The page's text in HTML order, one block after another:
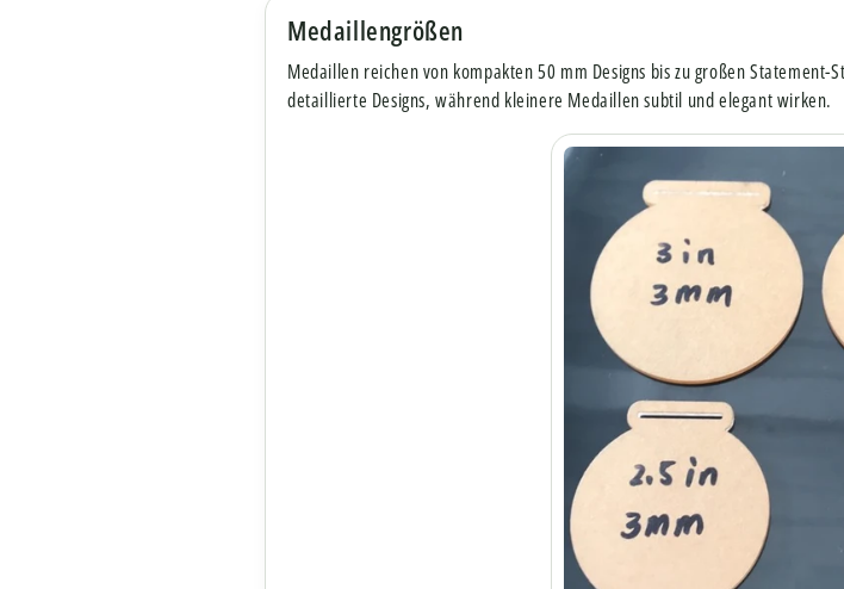
Medaillengrößen
Medaillen reichen von kompakten 50 mm Designs bis zu großen
detaillierte Designs, während kleinere Medaillen subtil und elegant wirken.